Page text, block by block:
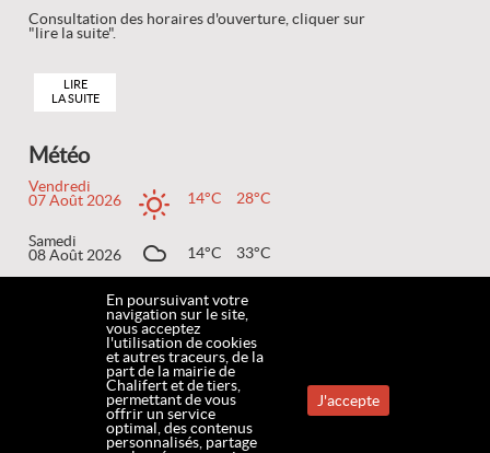
Consultation des horaires d'ouverture, cliquer sur
"lire la suite".
LIRE
LA SUITE
Météo
Vendredi
07 Août 2026
14°C 28°C
Samedi
08 Août 2026
14°C 33°C
09 Août 2026
19°C 36°C
MENTIONS LÉGALES DONNÉES PERSONNELLES
PLAN DU SITE ACCESSIBILITÉ
En poursuivant votre
navigation sur le site,
vous acceptez
l'utilisation de cookies
et autres traceurs, de la
part de la mairie de
Chalifert et de tiers,
permettant de vous
offrir un service
optimal, des contenus
personnalisés, partage
J'accepte